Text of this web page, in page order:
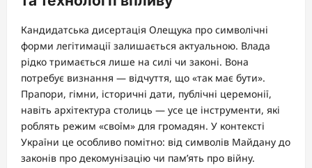
Кандидатська дисертація Олещука про символічні
форми легітимації залишається актуальною. Влада
рідко тримається лише на силі чи законі. Вона
потребує визнання — відчуття, що «так має бути».
Прапори, гімни, історичні дати, публічні церемонії,
навіть архітектура столиць — усе це інструменти, які
роблять режим «своїм» для громадян. У контексті
України це особливо помітно: від символів Майдану до
законів про декомунізацію чи пам’ять про війну.